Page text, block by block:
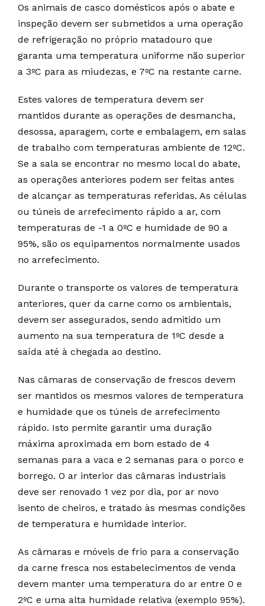
Os animais de casco domésticos após o abate e
inspeção devem ser submetidos a uma operação
de refrigeração no próprio matadouro que
garanta uma temperatura uniforme não superior
a 3ºC para as miudezas, e 7ºC na restante carne.
Estes valores de temperatura devem ser
mantidos durante as operações de desmancha,
desossa, aparagem, corte e embalagem, em salas
de trabalho com temperaturas ambiente de 12ºC.
Se a sala se encontrar no mesmo local do abate,
as operações anteriores podem ser feitas antes
de alcançar as temperaturas referidas. As células
ou túneis de arrefecimento rápido a ar, com
temperaturas de -1 a 0ºC e humidade de 90 a
95%, são os equipamentos normalmente usados
no arrefecimento.
Durante o transporte os valores de temperatura
anteriores, quer da carne como os ambientais,
devem ser assegurados, sendo admitido um
aumento na sua temperatura de 1ºC desde a
saída até à chegada ao destino.
Nas câmaras de conservação de frescos devem
ser mantidos os mesmos valores de temperatura
e humidade que os túneis de arrefecimento
rápido. Isto permite garantir uma duração
máxima aproximada em bom estado de 4
semanas para a vaca e 2 semanas para o porco e
borrego. O ar interior das câmaras industriais
deve ser renovado 1 vez por dia, por ar novo
isento de cheiros, e tratado às mesmas condições
de temperatura e humidade interior.
As câmaras e móveis de frio para a conservação
da carne fresca nos estabelecimentos de venda
devem manter uma temperatura do ar entre 0 e
2ºC e uma alta humidade relativa (exemplo 95%).